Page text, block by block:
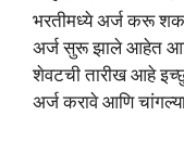
भरतीमध्ये अर्ज करू
अर्ज सुरू झाले आहेत
शेवटची तारीख आहे
अर्ज करावे आणि